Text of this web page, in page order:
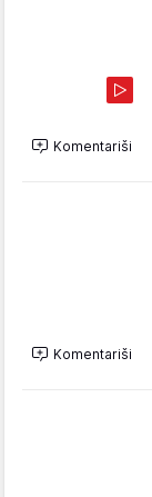
Komentariši
Komentariši